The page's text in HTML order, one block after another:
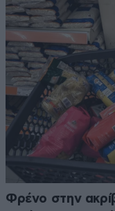
Φρένο στην